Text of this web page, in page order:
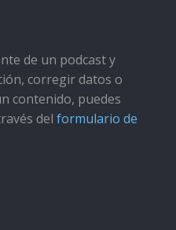
de un podcast y
corregir datos o
contenido, puedes
del formulario de